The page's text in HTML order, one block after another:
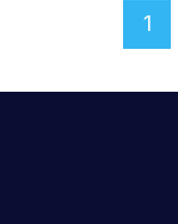
1